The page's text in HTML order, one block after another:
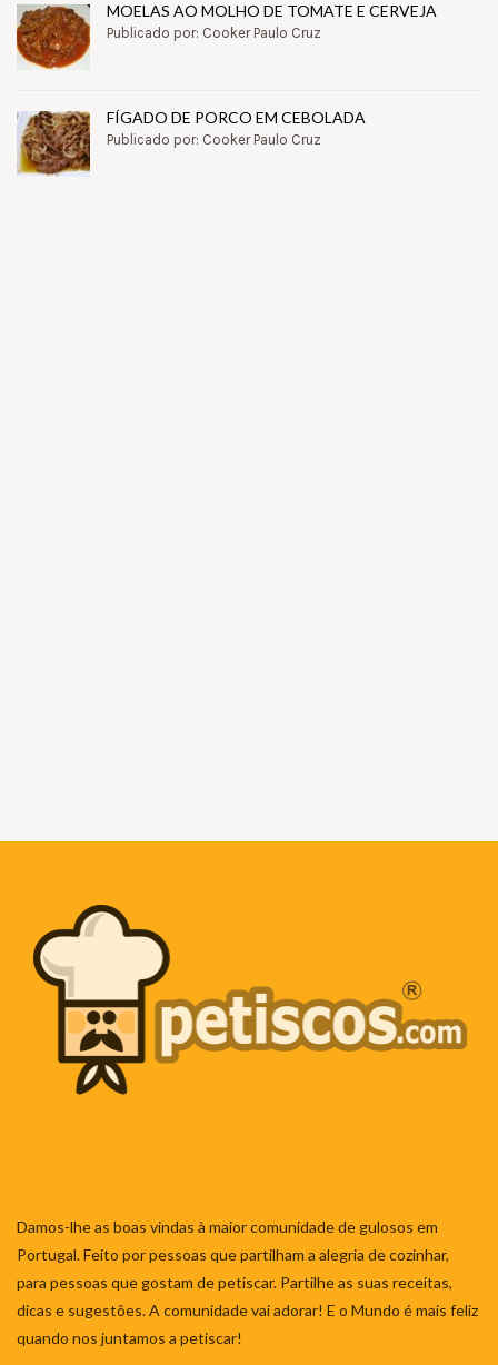
MOELAS AO MOLHO DE TOMATE E CERVEJA
Publicado por: Cooker Paulo Cruz
FÍGADO DE PORCO EM CEBOLADA
Publicado por: Cooker Paulo Cruz
Damos-lhe as boas vindas à maior comunidade de gulosos em
Portugal. Feito por pessoas que partilham a alegria de cozinhar,
para pessoas que gostam de petiscar. Partilhe as suas receitas,
dicas e sugestões. A comunidade vai adorar! E o Mundo é mais feliz
quando nos juntamos a petiscar!